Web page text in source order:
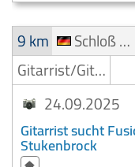
9 km
Schloß Holte-Stukenbrock
Gitarrist/Gitarrenspieler
24.09.2025
Gitarrist sucht
Stukenbrock